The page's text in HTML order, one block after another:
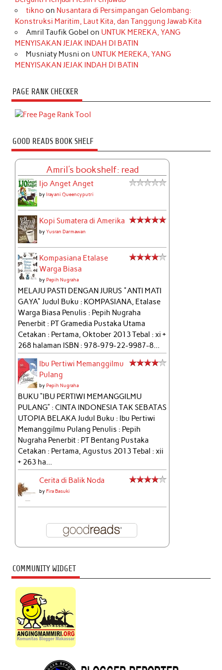
tikno on Nusantara di Persimpangan Gelombang:
Konstruksi Maritim, Laut Kita, dan Tanggung Jawab Kita
Amril Taufik Gobel on UNTUK MEREKA, YANG
MENYISAKAN JEJAK INDAH DI BATIN
Musniaty Musni on UNTUK MEREKA, YANG
MENYISAKAN JEJAK INDAH DI BATIN
PAGE RANK CHECKER
GOOD READS BOOK SHELF
Amril's bookshelf: read
Ijo Anget Anget
byIrayani Queencyputri
Kopi Sumatera di Amerika
byYusran Darmawan
Kompasiana Etalase
Warga Biasa
byPepih Nugraha
MELAJU PASTI DENGAN JURUS "ANTI MATI
GAYA" Judul Buku : KOMPASIANA, Etalase
Warga Biasa Penulis : Pepih Nugraha
Penerbit : PT Gramedia Pustaka Utama
Cetakan : Pertama, Oktober 2013 Tebal : xi +
268 halaman ISBN : 978-979-22-9987-8...
Ibu Pertiwi Memanggilmu
Pulang
byPepih Nugraha
BUKU “IBU PERTIWI MEMANGGILMU
PULANG” : CINTA INDONESIA TAK SEBATAS
UTOPIA BELAKA Judul Buku : Ibu Pertiwi
Memanggilmu Pulang Penulis : Pepih
Nugraha Penerbit : PT Bentang Pustaka
Cetakan : Pertama, Agustus 2013 Tebal : xii
+ 263 ha...
Cerita di Balik Noda
byFira Basuki
COMMUNITY WIDGET